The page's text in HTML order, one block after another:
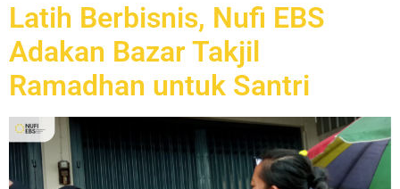
Latih Berbisnis, Nufi EBS
Adakan Bazar Takjil
Ramadhan untuk Santri